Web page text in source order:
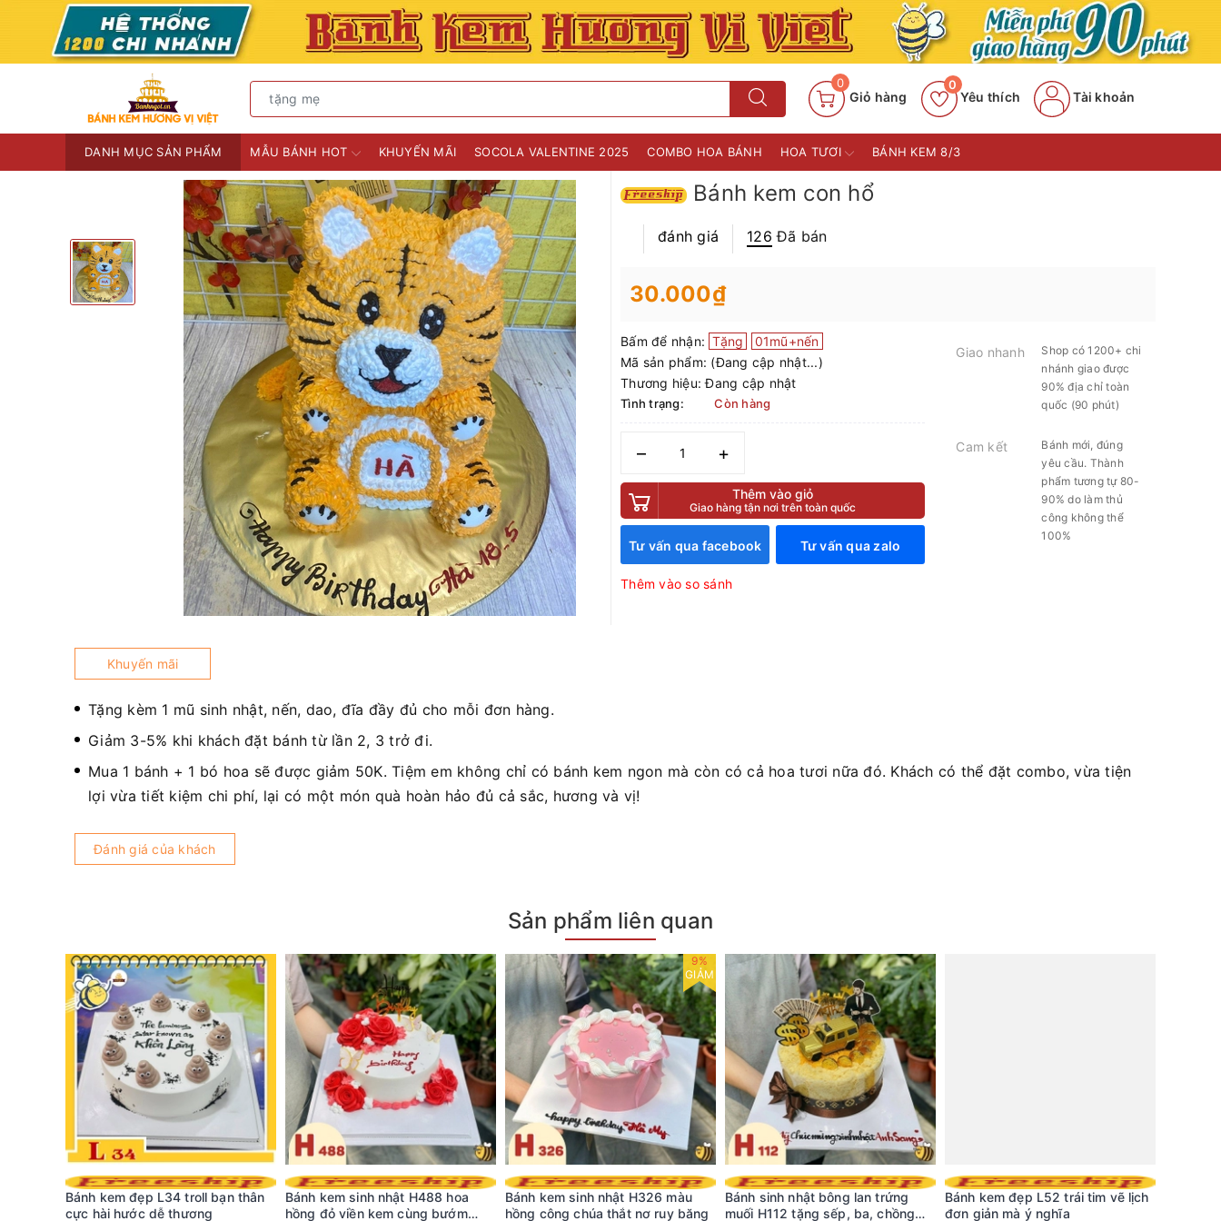
0
Giỏ hàng Yêu thích
0
Tài khoản
DANH MỤC SẢN PHẨM MẪU BÁNH HOT KHUYẾN MÃI SOCOLA VALENTINE 2025 COMBO HOA BÁNH HOA TƯƠI BÁNH KEM 8/3
Bánh kem con hổ
đánh giá 126 Đã bán
30.000₫
Bấm để nhận: Tặng
01mũ+nến
Mã sản phẩm: (Đang cập nhật...)
Thương hiệu: Đang cập nhật
Tình trạng: Còn hàng
– +
Thêm vào giỏ
Giao hàng tận nơi trên toàn quốc
Tư vấn qua facebook Tư vấn qua zalo
Thêm vào so sánh
Giao nhanh
Shop có 1200+ chi
nhánh giao được
90% địa chỉ toàn
quốc (90 phút)
Cam kết
Bánh mới, đúng
yêu cầu. Thành
phẩm tương tự 80-
90% do làm thủ
công không thể
100%
Khuyến mãi
Tặng kèm 1 mũ sinh nhật, nến, dao, đĩa đầy đủ cho mỗi đơn hàng.
Giảm 3-5% khi khách đặt bánh từ lần 2, 3 trở đi.
Mua 1 bánh + 1 bó hoa sẽ được giảm 50K. Tiệm em không chỉ có bánh kem ngon mà còn có cả hoa tươi nữa đó. Khách có thể đặt combo, vừa tiện
lợi vừa tiết kiệm chi phí, lại có một món quà hoàn hảo đủ cả sắc, hương và vị!
Đánh giá của khách
Sản phẩm liên quan
Bánh kem đẹp L34 troll bạn thân
cực hài hước dễ thương
Bánh kem sinh nhật H488 hoa
hồng đỏ viền kem cùng bướm
9%
GIẢM
Bánh kem sinh nhật H326 màu
hồng công chúa thắt nơ ruy băng
Bánh sinh nhật bông lan trứng
muối H112 tặng sếp, ba, chồng
Bánh kem đẹp L52 trái tim vẽ lịch
đơn giản mà ý nghĩa